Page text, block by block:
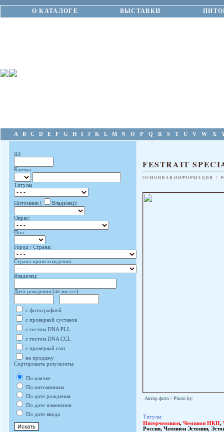
О КАТАЛОГЕ ВЫСТАВКИ
A B C D E F G H I J K L M N O P Q R S T U V W X
ID:
Кличка:
Титулы
Питомник ( Владелец):
Окрас:
Пол:
Город / Страна:
Страна происхождения:
Владелец:
Дата рождения (дд.мм.гггг):
с фотографией
с проверкой суставов
с тестом DNA PLL
с тестом DNA CCL
с проверкой глаз
на продажу
Сортировать результаты:
По кличке
По питомникам
По дате рождения
По дате изменения
По дате ввода
FESTRAIT
ОСНОВНАЯ ИНФОРМАЦИЯ /
Автор фото / Photo by:
Титулы:
Интерчемпион, Чемпион НКП,
России, Чемпион Эстонии,